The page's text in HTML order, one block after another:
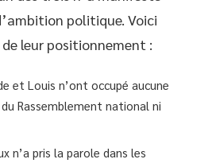
politique. Voici
leur positionnement :
et Louis n’ont occupé aucune
Rassemblement national ni
n’a pris la parole dans les